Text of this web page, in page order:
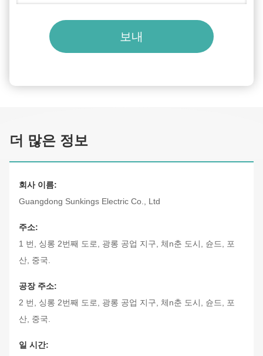
보내
더 많은 정보
회사 이름:
Guangdong Sunkings Electric Co., Ltd
주소:
1 번, 싱롱 2번째 도로, 광롱 공업 지구, 체n춘 도시, 슌드, 포
산, 중국.
공장 주소:
2 번, 싱롱 2번째 도로, 광롱 공업 지구, 체n춘 도시, 슌드, 포
산, 중국.
일 시간: